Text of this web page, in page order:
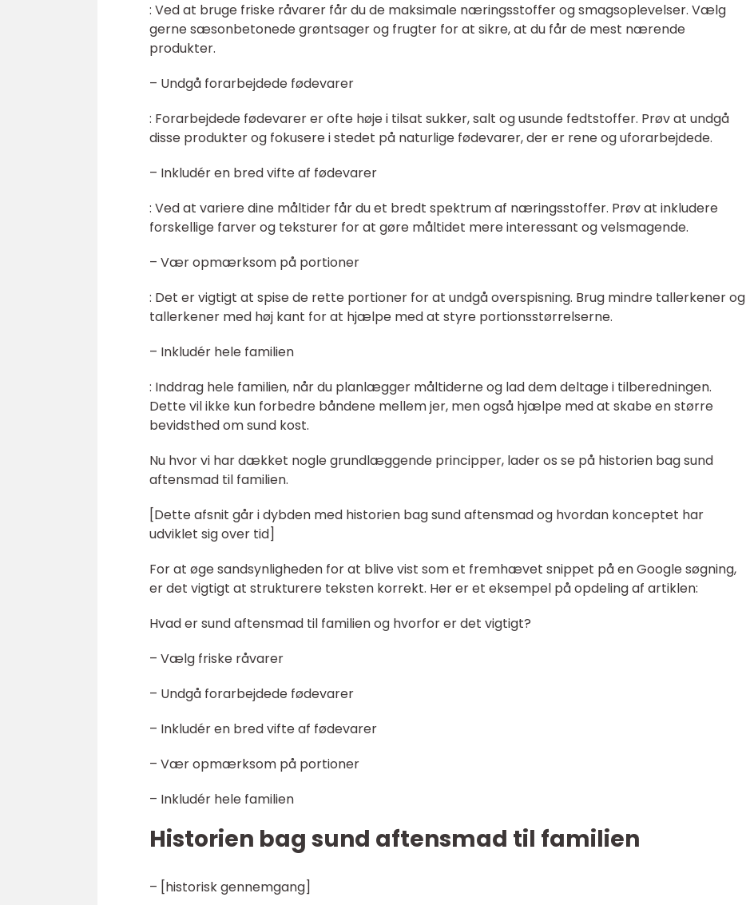
: Ved at bruge friske råvarer får du de maksimale næringsstoffer og smagsoplevelser. Vælg
gerne sæsonbetonede grøntsager og frugter for at sikre, at du får de mest nærende
produkter.
– Undgå forarbejdede fødevarer
: Forarbejdede fødevarer er ofte høje i tilsat sukker, salt og usunde fedtstoffer. Prøv at undgå
disse produkter og fokusere i stedet på naturlige fødevarer, der er rene og uforarbejdede.
– Inkludér en bred vifte af fødevarer
: Ved at variere dine måltider får du et bredt spektrum af næringsstoffer. Prøv at inkludere
forskellige farver og teksturer for at gøre måltidet mere interessant og velsmagende.
– Vær opmærksom på portioner
: Det er vigtigt at spise de rette portioner for at undgå overspisning. Brug mindre tallerkener og
tallerkener med høj kant for at hjælpe med at styre portionsstørrelserne.
– Inkludér hele familien
: Inddrag hele familien, når du planlægger måltiderne og lad dem deltage i tilberedningen.
Dette vil ikke kun forbedre båndene mellem jer, men også hjælpe med at skabe en større
bevidsthed om sund kost.
Nu hvor vi har dækket nogle grundlæggende principper, lader os se på historien bag sund
aftensmad til familien.
[Dette afsnit går i dybden med historien bag sund aftensmad og hvordan konceptet har
udviklet sig over tid]
For at øge sandsynligheden for at blive vist som et fremhævet snippet på en Google søgning,
er det vigtigt at strukturere teksten korrekt. Her er et eksempel på opdeling af artiklen:
Hvad er sund aftensmad til familien og hvorfor er det vigtigt?
– Vælg friske råvarer
– Undgå forarbejdede fødevarer
– Inkludér en bred vifte af fødevarer
– Vær opmærksom på portioner
– Inkludér hele familien
Historien bag sund aftensmad til familien
– [historisk gennemgang]